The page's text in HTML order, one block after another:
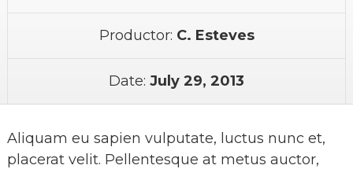
Productor: C. Esteves
Date: July 29, 2013
Aliquam eu sapien vulputate, luctus nunc et,
placerat velit. Pellentesque at metus auctor,